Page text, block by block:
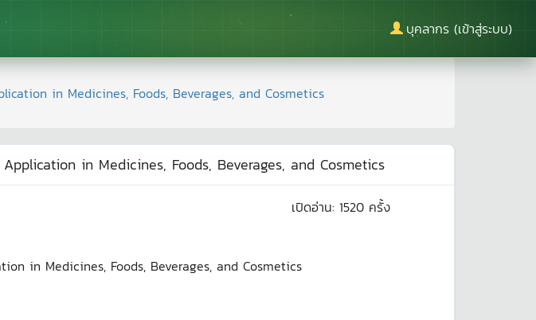
บุคลากร (เข้าสู่ระบบ)
in Medicines, Foods, Beverages, and Cosmetics
in Medicines, Foods, Beverages, and Cosmetics
เปิดอ่าน: 1520 ครั้ง
in Medicines, Foods, Beverages, and Cosmetics